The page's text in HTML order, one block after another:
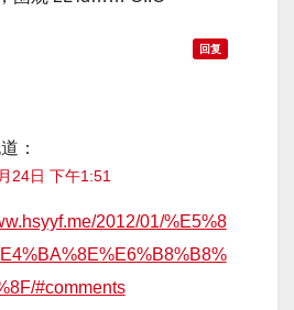
回复
：
24日 下午1:51
2012/01/%E5%8
#comments